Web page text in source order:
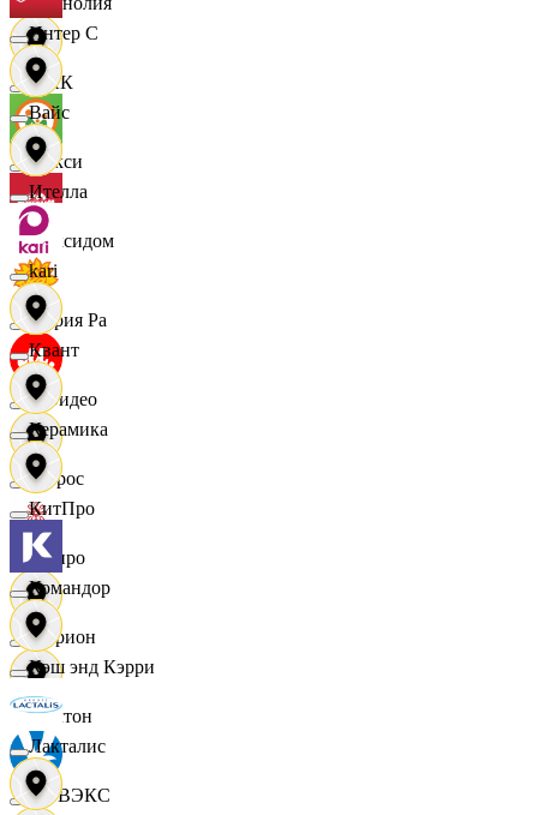
МАК
Макси
Максидом
Мария Ра
МВидео
Мирос
Монро
Морион
Мултон
НОВЭКС
Интер С
Вайс
Ителла
kari
Квант
Керамика
КитПро
Командор
Кэш энд Кэрри
Лакталис